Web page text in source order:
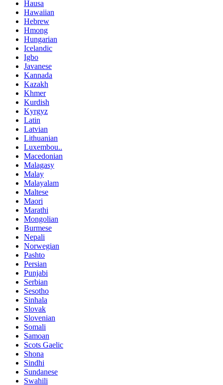
Hausa
Hawaiian
Hebrew
Hmong
Hungarian
Icelandic
Igbo
Javanese
Kannada
Kazakh
Khmer
Kurdish
Kyrgyz
Latin
Latvian
Lithuanian
Luxembou..
Macedonian
Malagasy
Malay
Malayalam
Maltese
Maori
Marathi
Mongolian
Burmese
Nepali
Norwegian
Pashto
Persian
Punjabi
Serbian
Sesotho
Sinhala
Slovak
Slovenian
Somali
Samoan
Scots Gaelic
Shona
Sindhi
Sundanese
Swahili